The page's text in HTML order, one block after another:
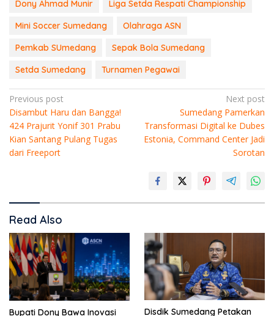
Dony Ahmad Munir
Liga Setda Respati Championship
Mini Soccer Sumedang
Olahraga ASN
Pemkab SUmedang
Sepak Bola Sumedang
Setda Sumedang
Turnamen Pegawai
Post
navigation
Previous post
Disambut Haru dan Bangga!
424 Prajurit Yonif 301 Prabu
Kian Santang Pulang Tugas
dari Freeport
Next post
Sumedang Pamerkan
Transformasi Digital ke Dubes
Estonia, Command Center Jadi
Sorotan
Read Also
Bupati Dony Bawa Inovasi
Disdik Sumedang Petakan